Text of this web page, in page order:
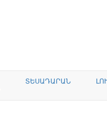
ՏԵՍԱԴԱՐԱՆ